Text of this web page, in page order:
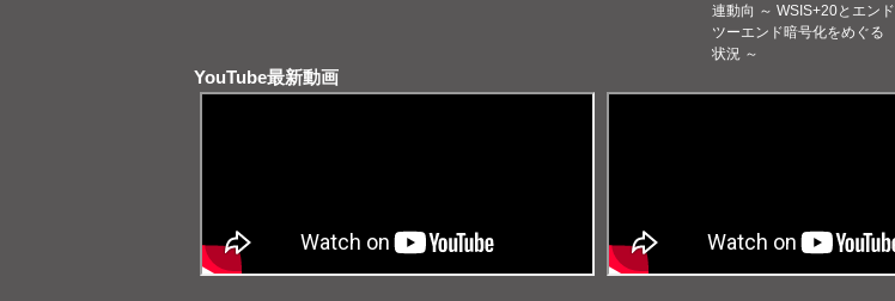
連動向 ～ WSIS+20とエンド
ツーエンド暗号化をめぐる
状況 ～
YouTube最新動画